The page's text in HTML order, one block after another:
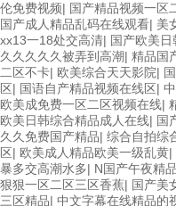
伦免费视频| 国产精品视频一区
国产成人精品乱码在线观看| 美
xx13一18处交高清| 国产欧美
久久久久久被弄到高潮| 精品国
二区不卡| 欧美综合天天影院|
区| 国语自产精品视频在线区|
欧美成免费一区二区视频在线|
欧美日韩综合精品成人在线| 国
久久免费国产精品| 综合自拍综
区| 欧美成人精品欧美一级乱黄|
暴多交高潮水多| N国产午夜精
狠狠一区二区三区香蕉| 国产美
三区精品| 中文字幕在线精品的